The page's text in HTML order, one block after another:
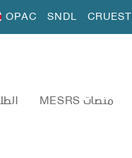
CRUEST
SNDL
OPAC
منصات MESRS